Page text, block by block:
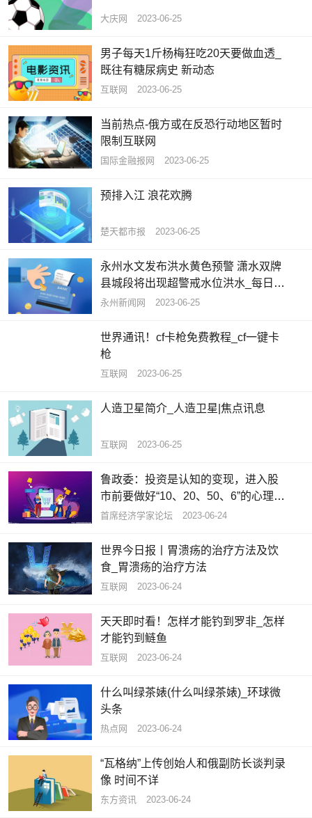
大庆网 2023-06-25
男子每天1斤杨梅狂吃20天要做血透_
既往有糖尿病史 新动态
互联网 2023-06-25
当前热点-俄方或在反恐行动地区暂时
限制互联网
国际金融报网 2023-06-25
预排入江 浪花欢腾
楚天都市报 2023-06-25
永州水文发布洪水黄色预警 潇水双牌
县城段将出现超警戒水位洪水_每日播
报
永州新闻网 2023-06-25
世界通讯！cf卡枪免费教程_cf一键卡
枪
互联网 2023-06-25
人造卫星简介_人造卫星|焦点讯息
互联网 2023-06-25
鲁政委：投资是认知的变现，进入股
市前要做好“10、20、50、6”的心理建
设
首席经济学家论坛 2023-06-24
世界今日报丨胃溃疡的治疗方法及饮
食_胃溃疡的治疗方法
互联网 2023-06-24
天天即时看！怎样才能钓到罗非_怎样
才能钓到鲢鱼
互联网 2023-06-24
什么叫绿茶婊(什么叫绿茶婊)_环球微
头条
热点网 2023-06-24
“瓦格纳”上传创始人和俄副防长谈判录
像 时间不详
东方资讯 2023-06-24